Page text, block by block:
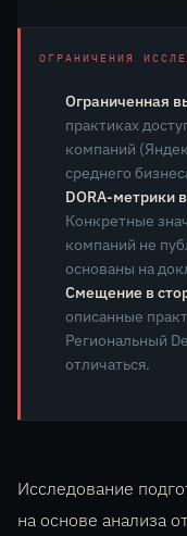
ОГРАНИЧЕНИЯ
Ограниченная
практиках
компаний
среднего
DORA-метрики
Конкретные
компаний не
основаны на
Смещение в
описанные
Региональный
отличаться.
Исследование
на основе анализа